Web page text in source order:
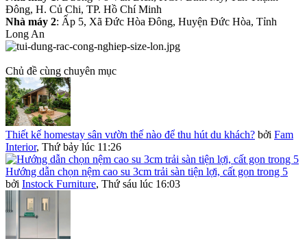
Đông, H. Củ Chi, TP. Hồ Chí Minh
Nhà máy 2: Ấp 5, Xã Đức Hòa Đông, Huyện Đức Hòa, Tỉnh
Long An
Chủ đề cùng chuyên mục
Thiết kế homestay sân vườn thế nào để thu hút du khách? bởi Fam
Interior, Thứ bảy lúc 11:26
Hướng dẫn chọn nệm cao su 3cm trải sàn tiện lợi, cất gọn trong 5
bởi Instock Furniture, Thứ sáu lúc 16:03